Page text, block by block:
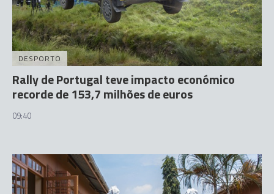
DESPORTO
Rally de Portugal teve impacto económico
recorde de 153,7 milhões de euros
09:40